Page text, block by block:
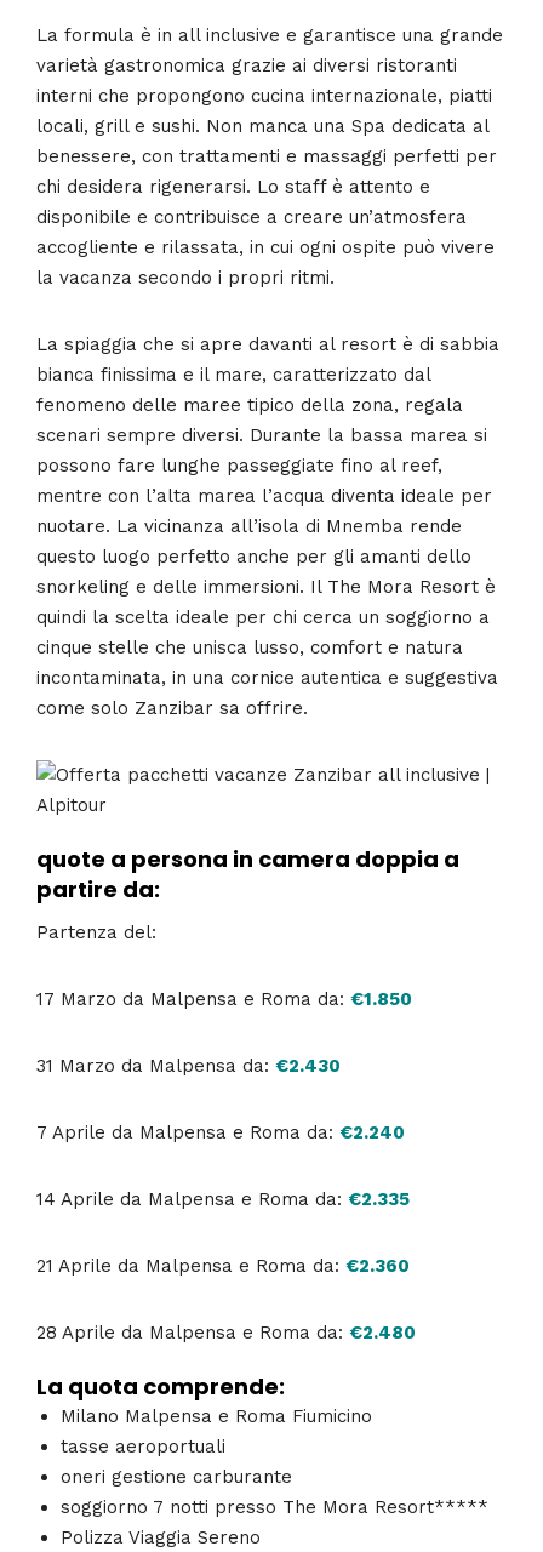
La formula è in all inclusive e garantisce una grande
varietà gastronomica grazie ai diversi ristoranti
interni che propongono cucina internazionale, piatti
locali, grill e sushi. Non manca una Spa dedicata al
benessere, con trattamenti e massaggi perfetti per
chi desidera rigenerarsi. Lo staff è attento e
disponibile e contribuisce a creare un’atmosfera
accogliente e rilassata, in cui ogni ospite può vivere
la vacanza secondo i propri ritmi.
La spiaggia che si apre davanti al resort è di sabbia
bianca finissima e il mare, caratterizzato dal
fenomeno delle maree tipico della zona, regala
scenari sempre diversi. Durante la bassa marea si
possono fare lunghe passeggiate fino al reef,
mentre con l’alta marea l’acqua diventa ideale per
nuotare. La vicinanza all’isola di Mnemba rende
questo luogo perfetto anche per gli amanti dello
snorkeling e delle immersioni. Il The Mora Resort è
quindi la scelta ideale per chi cerca un soggiorno a
cinque stelle che unisca lusso, comfort e natura
incontaminata, in una cornice autentica e suggestiva
come solo Zanzibar sa offrire.
quote a persona in camera doppia a
partire da:
Partenza del:
17 Marzo da Malpensa e Roma da: €1.850
31 Marzo da Malpensa da: €2.430
7 Aprile da Malpensa e Roma da: €2.240
14 Aprile da Malpensa e Roma da: €2.335
21 Aprile da Malpensa e Roma da: €2.360
28 Aprile da Malpensa e Roma da: €2.480
La quota comprende:
Milano Malpensa e Roma Fiumicino
tasse aeroportuali
oneri gestione carburante
soggiorno 7 notti presso The Mora Resort*****
Polizza Viaggia Sereno